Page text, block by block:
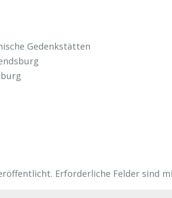
Gedenkstätten
Erforderliche Felder sind